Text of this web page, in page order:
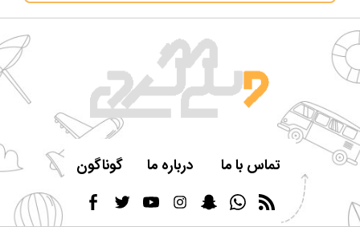
تماس با ما درباره ما گوناگون